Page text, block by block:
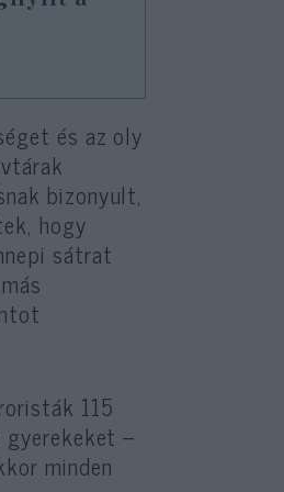
és az oly
bizonyult,
hogy
sátrat
115
–
minden